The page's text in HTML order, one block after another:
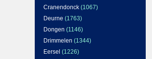
Cranendonck (1067)
Deurne (1763)
Dongen (1146)
Drimmelen (1344)
Eersel (1226)